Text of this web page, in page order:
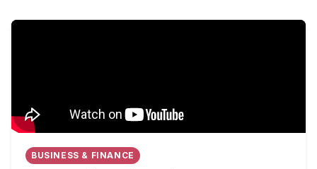
Lebanese journalist deliberately targeted by Israeli
BUSINESS & FINANCE